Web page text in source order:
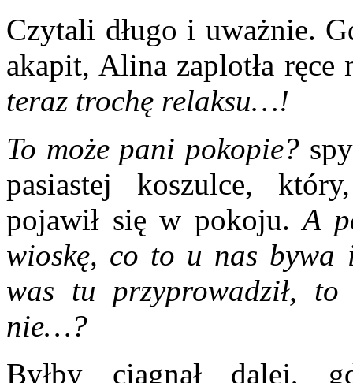
Czytali długo i uważnie.
akapit, Alina zaplotła ręce
teraz trochę relaksu…!
To może pani pokopie?
pasiastej koszulce,
pojawił się w pokoju.A
wioskę, co to u nas bywa
was tu przyprowadził,
nie…?
Byłby ciągnął dalej,